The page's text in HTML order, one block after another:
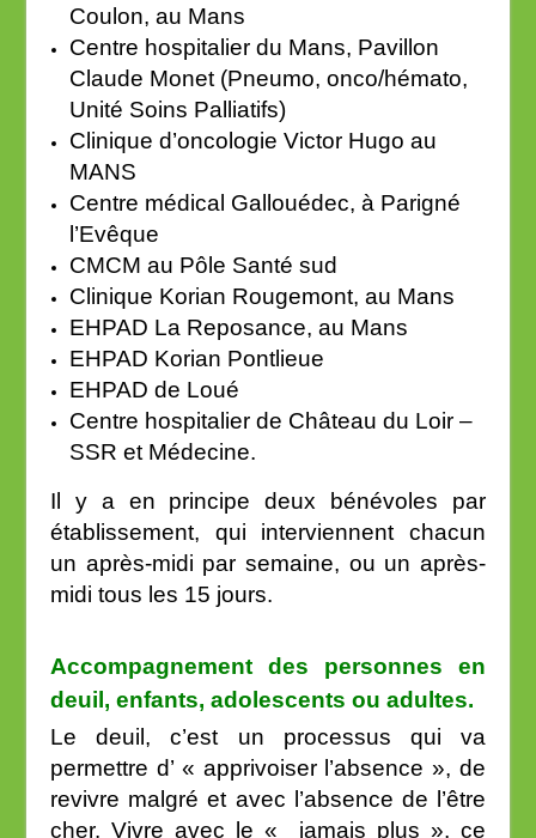
Coulon, au Mans
Centre hospitalier du Mans, Pavillon
Claude Monet (Pneumo, onco/hémato,
Unité Soins Palliatifs)
Clinique d’oncologie Victor Hugo au
MANS
Centre médical Gallouédec, à Parigné
l’Evêque
CMCM au Pôle Santé sud
Clinique Korian Rougemont, au Mans
EHPAD La Reposance, au Mans
EHPAD Korian Pontlieue
EHPAD de Loué
Centre hospitalier de Château du Loir –
SSR et Médecine.
Il y a en principe deux bénévoles par
établissement, qui interviennent chacun
un après-midi par semaine, ou un après-
midi tous les 15 jours.
Accompagnement des personnes en
deuil, enfants, adolescents ou adultes.
Le deuil, c’est un processus qui va
permettre d’ « apprivoiser l’absence », de
revivre malgré et avec l’absence de l’être
cher. Vivre avec le « jamais plus », ce